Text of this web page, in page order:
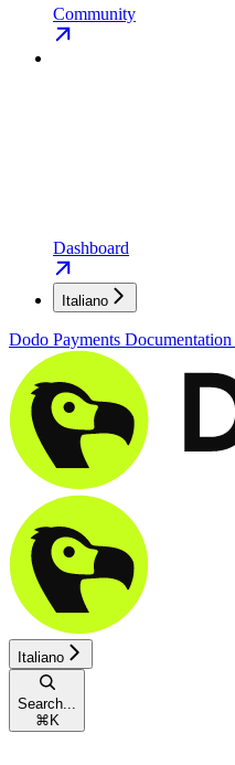
Community
Dashboard
Italiano
Dodo Payments Documentation
Italiano
Search...
⌘ K